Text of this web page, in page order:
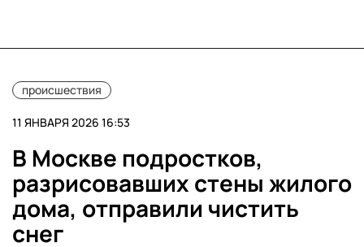
происшествия
11 ЯНВАРЯ 2026 16:53
В Москве подростков,
разрисовавших стены жилого
дома, отправили чистить
снег